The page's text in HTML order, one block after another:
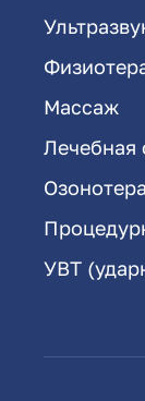
Массаж
Лечебная
УВТ